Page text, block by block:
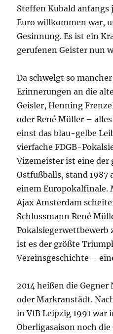
Steffen Kubald anfangs
Euro willkommen war,
Gesinnung. Es ist ein
gerufenen Geister nun
Da schwelgt so
Erinnerungen andie
Geisler, Henning
oder René Müller –
einst das blau-gelbe
vierfache FDGB-
Vizemeister ist eine der
Ostfußballs, stand
einem Europokalfinale.
Ajax Amsterdam
Schlussmann René
Pokalsiegerwettbewerb
ist es der größte
Vereinsgeschichte –
2014 heißendie Gegner
oder Markranstädt.
in VfB Leipzig 1991 war
Oberligasaison nochdie